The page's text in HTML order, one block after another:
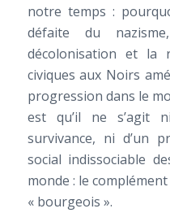
notre temps :
défaite du
décolonisation et la
civiques aux Noirs
progression dans le
est qu’il ne s’agit
survivance, ni d’un
social indissociable
monde : le
« bourgeois ».